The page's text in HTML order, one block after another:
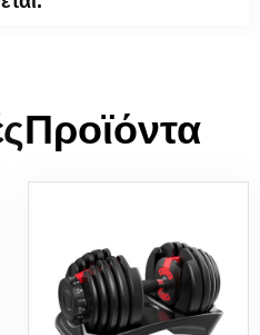
Προϊόντα